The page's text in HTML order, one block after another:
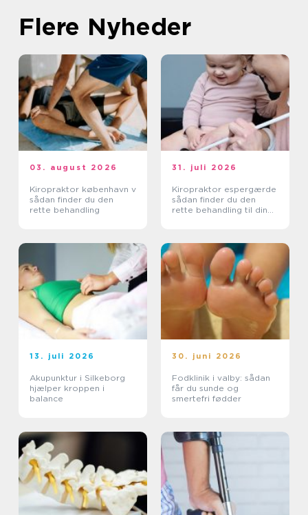
Flere Nyheder
03. august 2026
Kiropraktor københavn v
sådan finder du den
rette behandling
31. juli 2026
Kiropraktor espergærde
sådan finder du den
rette behandling til dine
13. juli 2026
Akupunktur i Silkeborg
hjælper kroppen i
balance
30. juni 2026
Fodklinik i valby: sådan
får du sunde og
smertefri fødder